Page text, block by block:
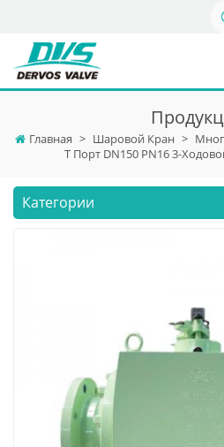
Главная > Шаровой Кран >
T Порт DN150 PN16 3-
Категории